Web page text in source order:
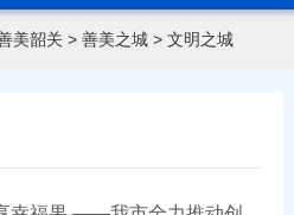
美韶关> 善美之城> 文明之城